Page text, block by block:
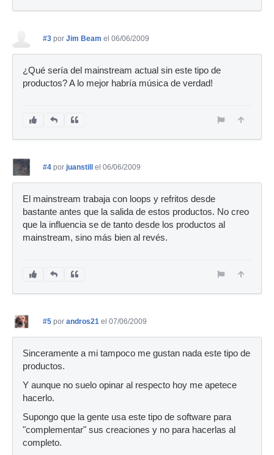
#3 por Jim Beam el 06/06/2009
¿Qué sería del mainstream actual sin este tipo de
productos? A lo mejor habría música de verdad!
#4 por juanstill el 06/06/2009
El mainstream trabaja con loops y refritos desde
bastante antes que la salida de estos productos. No creo
que la influencia se de tanto desde los productos al
mainstream, sino más bien al revés.
#5 por andros21 el 07/06/2009
Sinceramente a mi tampoco me gustan nada este tipo de
productos.
Y aunque no suelo opinar al respecto hoy me apetece
hacerlo.
Supongo que la gente usa este tipo de software para
"complementar" sus creaciones y no para hacerlas al
completo.